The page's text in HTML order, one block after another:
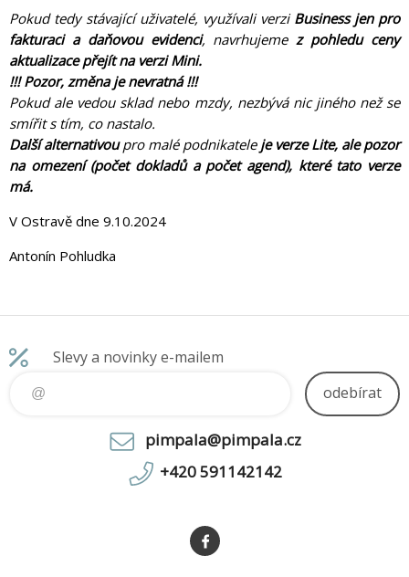
Pokud tedy stávající uživatelé, využívali verzi Business jen pro
fakturaci a daňovou evidenci, navrhujeme z pohledu ceny
aktualizace přejít na verzi Mini.
!!! Pozor, změna je nevratná !!!
Pokud ale vedou sklad nebo mzdy, nezbývá nic jiného než se
smířit s tím, co nastalo.
Další alternativoupro malé podnikatele je verze Lite, ale pozor
na omezení (počet dokladů a počet agend), které tato verze
má.
V Ostravě dne 9.10.2024
Antonín Pohludka
Slevy a novinky e-mailem
odebírat
pimpala@pimpala.cz
+420 591142142